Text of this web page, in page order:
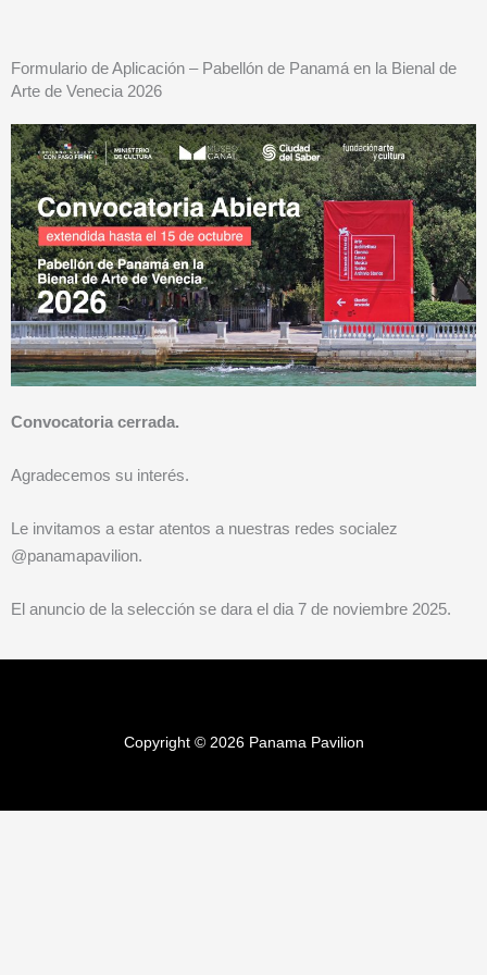
contenido
Formulario de Aplicación – Pabellón de Panamá en la Bienal de
Arte de Venecia 2026
Convocatoria cerrada.
Agradecemos su interés.
Le invitamos a estar atentos a nuestras redes socialez
@panamapavilion.
El anuncio de la selección se dara el dia 7 de noviembre 2025.
Copyright © 2026 Panama Pavilion